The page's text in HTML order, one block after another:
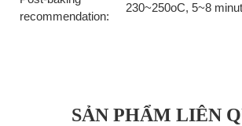
recommendation:
230~250oC, 5~8
SẢN PHẨM LIÊN